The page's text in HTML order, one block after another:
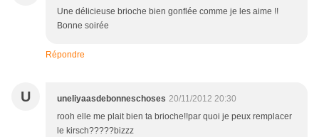
Une délicieuse brioche bien gonflée comme je les aime !!
Bonne soirée
Répondre
U uneliyaasdebonneschoses 20/11/2012 20:30
rooh elle me plait bien ta brioche!!par quoi je peux remplacer
le kirsch?????bizzz